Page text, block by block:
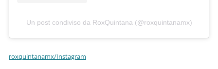
Un post condiviso da RoxQuintana (@roxquintanamx)
roxquintanamx/Instagram